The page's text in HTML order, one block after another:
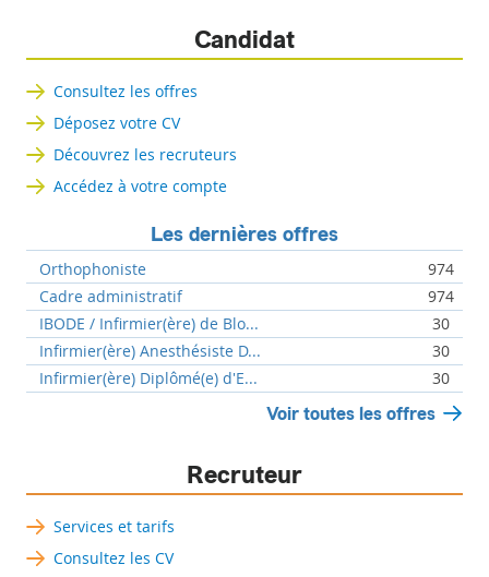
Candidat
Consultez les offres
Déposez votre CV
Découvrez les recruteurs
Accédez à votre compte
Les dernières offres
Orthophoniste
974
Cadre administratif
974
IBODE / Infirmier(ère) de Blo...
30
Infirmier(ère) Anesthésiste D...
30
Infirmier(ère) Diplômé(e) d'E...
30
Voir toutes les offres
Recruteur
Services et tarifs
Consultez les CV